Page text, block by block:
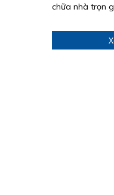
chữa nhà trọn